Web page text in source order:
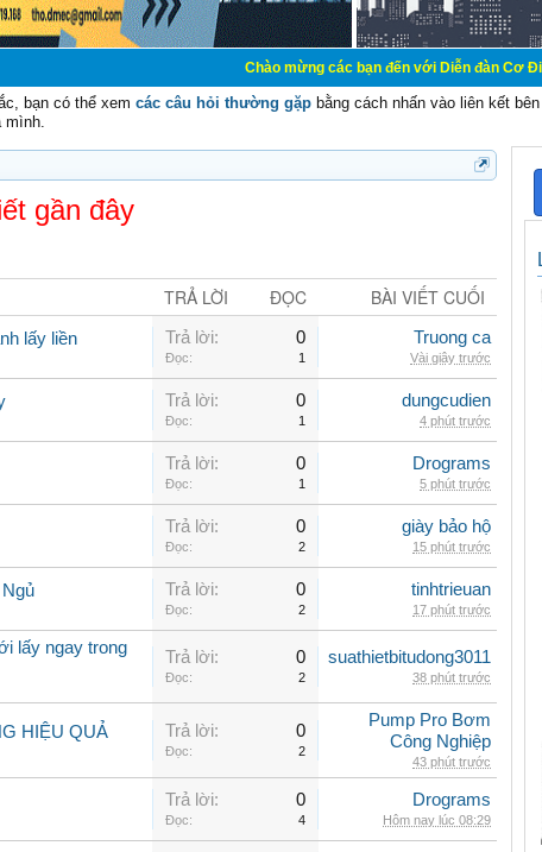
Chào mừng các bạn đến với Diễn đàn Cơ Điện - Diễn
bạn có thể xem các câu hỏi thường gặp bằng cách nhấn vào liên kết
mình.
gần đây
TRẢ LỜI ĐỌC BÀI VIẾT CUỐI
lấy liền Trả lời: 0
Đọc: 1
Truong ca
Vài giây trước
Trả lời: 0
Đọc: 1
dungcudien
4 phút trước
Trả lời: 0
Đọc: 1
Drograms
5 phút trước
Trả lời: 0
Đọc: 2
giày bảo hộ
15 phút trước
Trả lời: 0
Đọc: 2
tinhtrieuan
17 phút trước
lấy ngay trong
Trả lời: 0
Đọc: 2
suathietbitudong3011
38 phút trước
HIỆU QUẢ Trả lời: 0
Đọc: 2
Pump Pro Bơm
Công Nghiệp
43 phút trước
Trả lời: 0
Đọc: 4
Drograms
Hôm nay lúc 08:29